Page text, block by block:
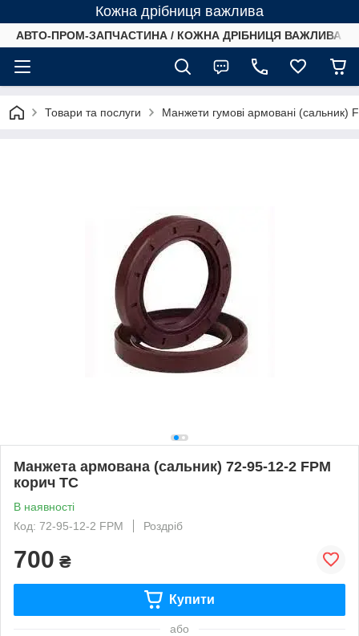
Кожна дрібниця важлива
АВТО-ПРОМ-ЗАПЧАСТИНА / КОЖНА ДРІБНИЦЯ ВАЖЛИВА /
Товари та послуги Манжети гумові армовані (сальник)
Манжета армована (сальник) 72-95-12-2 FPM
корич TC
В наявності
Код: 72-95-12-2 FPM
Роздріб
700 ₴
Купити
або